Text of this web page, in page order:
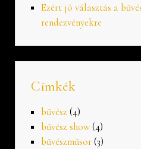
Ezért jó választás a
rendezvényekre
Címkék
bűvész (4)
bűvész show(4)
bűvészműsor(3)